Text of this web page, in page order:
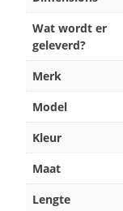
Wat wordt er
geleverd?
Merk
Model
Kleur
Maat
Lengte